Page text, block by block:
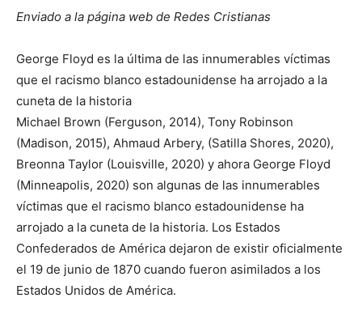
Enviado a la página web de Redes Cristianas
George Floyd es la última de las innumerables víctimas
que el racismo blanco estadounidense ha arrojado a la
cuneta de la historia
Michael Brown (Ferguson, 2014), Tony Robinson
(Madison, 2015), Ahmaud Arbery, (Satilla Shores, 2020),
Breonna Taylor (Louisville, 2020) y ahora George Floyd
(Minneapolis, 2020) son algunas de las innumerables
víctimas que el racismo blanco estadounidense ha
arrojado a la cuneta de la historia. Los Estados
Confederados de América dejaron de existir oficialmente
el 19 de junio de 1870 cuando fueron asimilados a los
Estados Unidos de América.